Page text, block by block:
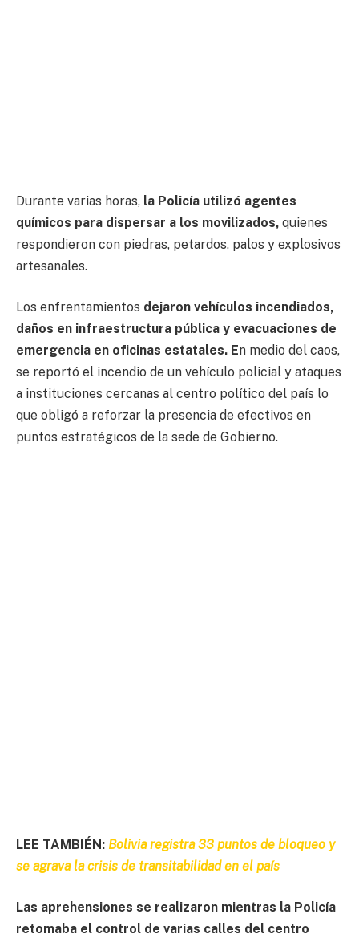
Durante varias horas, la Policía utilizó agentes
químicos para dispersar a los movilizados, quienes
respondieron con piedras, petardos, palos y explosivos
artesanales.
Los enfrentamientos dejaron vehículos incendiados,
daños en infraestructura pública y evacuaciones de
emergencia en oficinas estatales. En medio del caos,
se reportó el incendio de un vehículo policial y ataques
a instituciones cercanas al centro político del país lo
que obligó a reforzar la presencia de efectivos en
puntos estratégicos de la sede de Gobierno.
LEE TAMBIÉN: Bolivia registra 33 puntos de bloqueo y
se agrava la crisis de transitabilidad en el país
Las aprehensiones se realizaron mientras la Policía
retomaba el control de varias calles del centro